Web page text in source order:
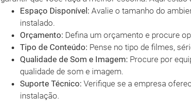
Espaço Disponível: Avalie o tamanho do
instalado.
Orçamento: Defina um orçamento e procure
Tipo de Conteúdo: Pense no tipo de filmes,
Qualidade de Som e Imagem: Procure por
qualidade de som e imagem.
Suporte Técnico: Verifique se a empresa
instalação.